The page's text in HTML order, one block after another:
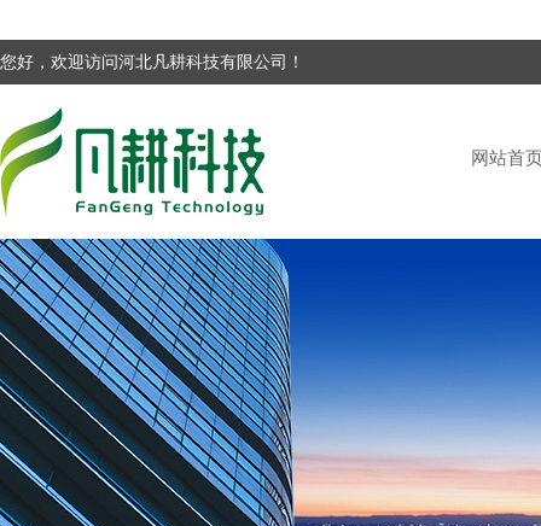
您好，欢迎访问河北凡耕科技有限公司！
网站首